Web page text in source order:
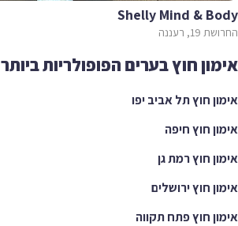
Shelly Mind & Body
החרושת 19, רעננה
אימון חוץ בערים הפופולריות ביותר
אימון חוץ תל אביב יפו
אימון חוץ חיפה
אימון חוץ רמת גן
אימון חוץ ירושלים
אימון חוץ פתח תקווה